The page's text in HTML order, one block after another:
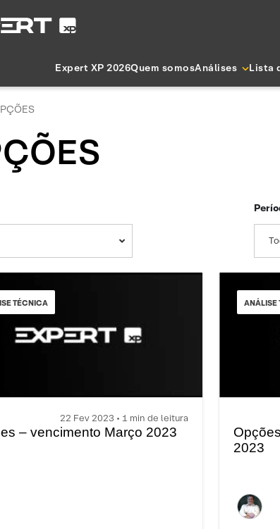
Expert XP 2026Quem somosAnálises Lista
TÉCNICA
22 Fev 2023 • 1 min de leitura
– vencimento Março 2023
ANÁLISE
2023